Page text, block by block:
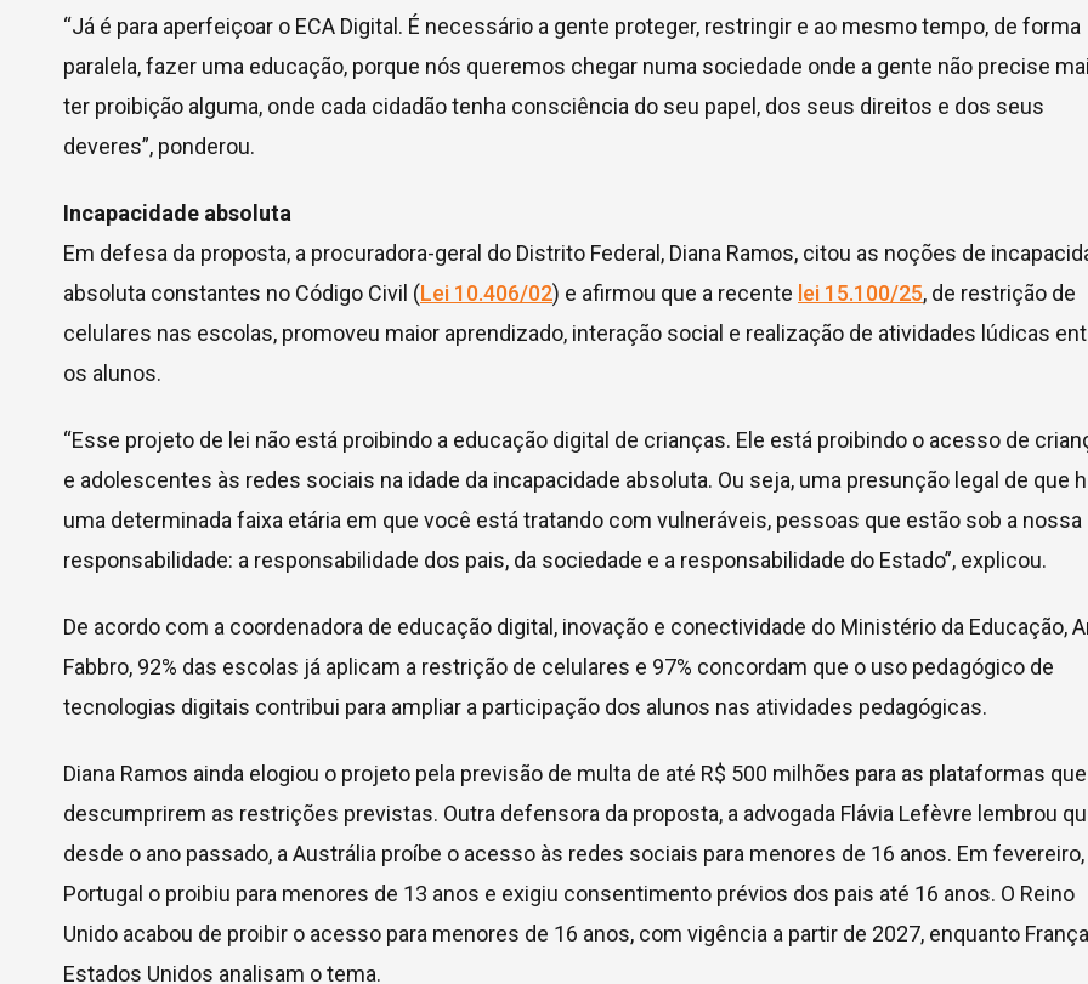
“Já é para aperfeiçoar o ECA Digital. É necessário a gente proteger, restringir e ao mesmo tempo, de forma
paralela, fazer uma educação, porque nós queremos chegar numa sociedade onde a gente não precise
ter proibição alguma, onde cada cidadão tenha consciência do seu papel, dos seus direitos e dos seus
deveres”, ponderou.
Incapacidade absoluta
Em defesa da proposta, a procuradora-geral do Distrito Federal, Diana Ramos, citou as noções de
absoluta constantes no Código Civil (Lei 10.406/02) e afirmou que a recente lei 15.100/25, de restrição de
celulares nas escolas, promoveu maior aprendizado, interação social e realização de atividades lúdicas
os alunos.
“Esse projeto de lei não está proibindo a educação digital de crianças. Ele está proibindo o acesso de
e adolescentes às redes sociais na idade da incapacidade absoluta. Ou seja, uma presunção legal de que
uma determinada faixa etária em que você está tratando com vulneráveis, pessoas que estão sob a nossa
responsabilidade: a responsabilidade dos pais, da sociedade e a responsabilidade do Estado”, explicou.
De acordo com a coordenadora de educação digital, inovação e conectividade do Ministério da Educação,
Fabbro, 92% das escolas já aplicam a restrição de celulares e 97% concordam que o uso pedagógico de
tecnologias digitais contribui para ampliar a participação dos alunos nas atividades pedagógicas.
Diana Ramos ainda elogiou o projeto pela previsão de multa de até R$ 500 milhões para as plataformas que
descumprirem as restrições previstas. Outra defensora da proposta, a advogada Flávia Lefèvre lembrou
desde o ano passado, a Austrália proíbe o acesso às redes sociais para menores de 16 anos. Em fevereiro,
Portugal o proibiu para menores de 13 anos e exigiu consentimento prévios dos pais até 16 anos. O Reino
Unido acabou de proibir o acesso para menores de 16 anos, com vigência a partir de 2027, enquanto
Estados Unidos analisam o tema.